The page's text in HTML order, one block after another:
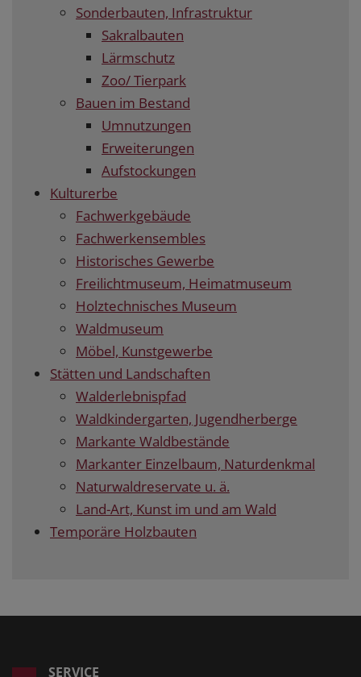
Sonderbauten, Infrastruktur
Sakralbauten
Lärmschutz
Zoo/ Tierpark
Bauen im Bestand
Umnutzungen
Erweiterungen
Aufstockungen
Kulturerbe
Fachwerkgebäude
Fachwerkensembles
Historisches Gewerbe
Freilichtmuseum, Heimatmuseum
Holztechnisches Museum
Waldmuseum
Möbel, Kunstgewerbe
Stätten und Landschaften
Walderlebnispfad
Waldkindergarten, Jugendherberge
Markante Waldbestände
Markanter Einzelbaum, Naturdenkmal
Naturwaldreservate u. ä.
Land-Art, Kunst im und am Wald
Temporäre Holzbauten
SERVICE